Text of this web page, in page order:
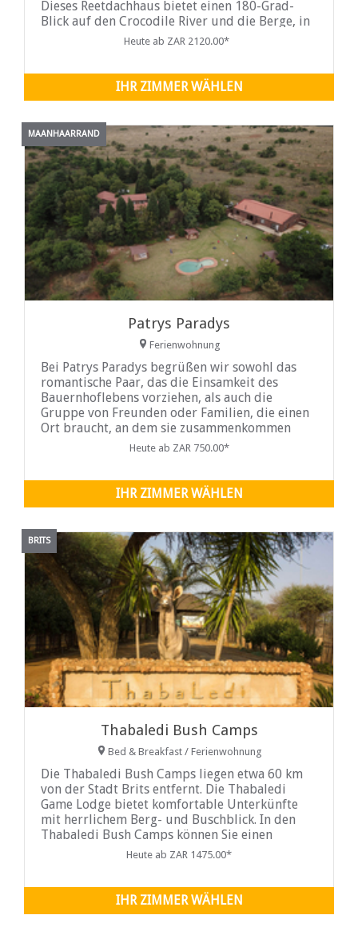
Dieses Reetdachhaus bietet einen 180-Grad-
Blick auf den Crocodile River und die Berge, in
denen das einheimische Suikerbos-Protea
Heute ab ZAR 2120.00*
IHR ZIMMER WÄHLEN
MAANHAARRAND
Patrys Paradys
Ferienwohnung
Bei Patrys Paradys begrüßen wir sowohl das
romantische Paar, das die Einsamkeit des
Bauernhoflebens vorziehen, als auch die
Gruppe von Freunden oder Familien, die einen
Ort braucht, an dem sie zusammenkommen
können, um diese besondere
Heute ab ZAR 750.00*
IHR ZIMMER WÄHLEN
BRITS
Thabaledi Bush Camps
Bed & Breakfast / Ferienwohnung
Die Thabaledi Bush Camps liegen etwa 60 km
von der Stadt Brits entfernt. Die Thabaledi
Game Lodge bietet komfortable Unterkünfte
mit herrlichem Berg- und Buschblick. In den
Thabaledi Bush Camps können Sie einen
erholsamen Urlaub verbringen und eine Reihe
Warzenschwein, Giraffe, Blesbuck und mehr.
Heute ab ZAR 1475.00*
IHR ZIMMER WÄHLEN